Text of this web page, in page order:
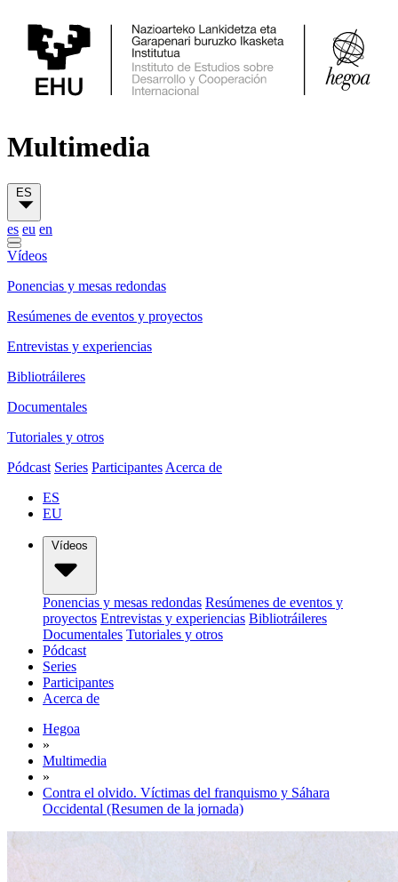
Multimedia
ES
es eu en
Vídeos
Ponencias y mesas redondas
Resúmenes de eventos y proyectos
Entrevistas y experiencias
Bibliotráileres
Documentales
Tutoriales y otros
Pódcast Series Participantes Acerca de
ES
EU
Vídeos
Ponencias y mesas redondas Resúmenes de eventos y
proyectos Entrevistas y experiencias Bibliotráileres
Documentales Tutoriales y otros
Pódcast
Series
Participantes
Acerca de
Hegoa
»
Multimedia
»
Contra el olvido. Víctimas del franquismo y Sáhara
Occidental (Resumen de la jornada)